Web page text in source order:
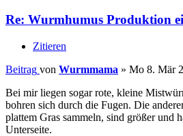
Re: Wurmhumus Produktion
Zitieren
Beitrag von Wurmmama » Mo 8. Mär
Bei mir liegen sogar rote, kleine
bohren sich durch die Fugen. Die
plattem Gras sammeln, sind größer und
Unterseite.